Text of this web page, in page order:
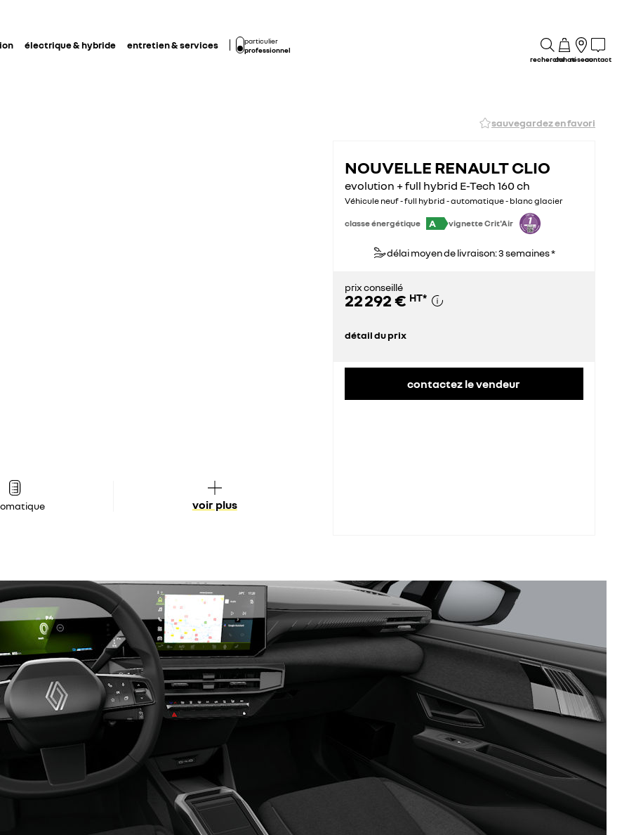
électrique & hybride entretien & services
particulier
professionnel
rechercheachatréseaucontact
sauvegardez en favori
voir plus
NOUVELLE RENAULT CLIO
evolution + full hybrid E-Tech 160 ch
Véhicule neuf - full hybrid - automatique - blanc glacier
classe énergétique A vignette Crit'Air
délai moyen de livraison: 3 semaines *
prix conseillé
22 292 € HT*
détail du prix
contactez le vendeur